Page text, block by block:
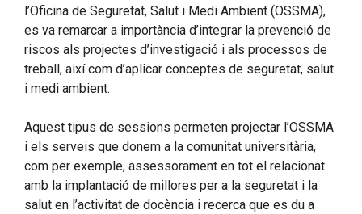
l’Oficina de Seguretat, Salut i Medi Ambient (OSSMA),
es va remarcar a importància d’integrar la prevenció de
riscos als projectes d’investigació i als processos de
treball, així com d’aplicar conceptes de seguretat, salut
i medi ambient.
Aquest tipus de sessions permeten projectar l’OSSMA
i els serveis que donem a la comunitat universitària,
com per exemple, assessorament en tot el relacionat
amb la implantació de millores per a la seguretat i la
salut en l’activitat de docència i recerca que es du a